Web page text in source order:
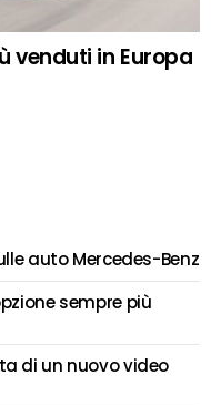
venduti in Europa
auto Mercedes-Benz
sempre più
di un nuovo video